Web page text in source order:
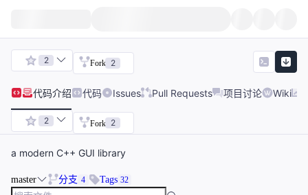
2 Fork 2
代码介绍 代码 Issues Pull Requests 项目讨论 Wiki
2 Fork 2
a modern C++ GUI library
master 分支 4 Tags 32